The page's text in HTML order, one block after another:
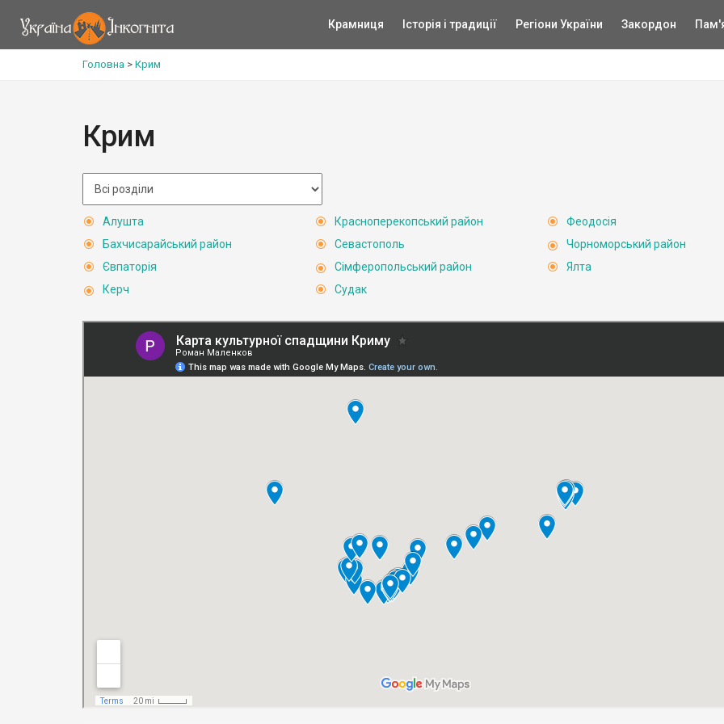
Крамниця Історія і традиції Регіони України Закордон
Головна > Крим
Крим
Алушта
Бахчисарайський район
Євпаторія
Керч
Красноперекопський район
Севастополь
Сімферопольський район
Судак
Феодосія
Чорноморський район
Ялта